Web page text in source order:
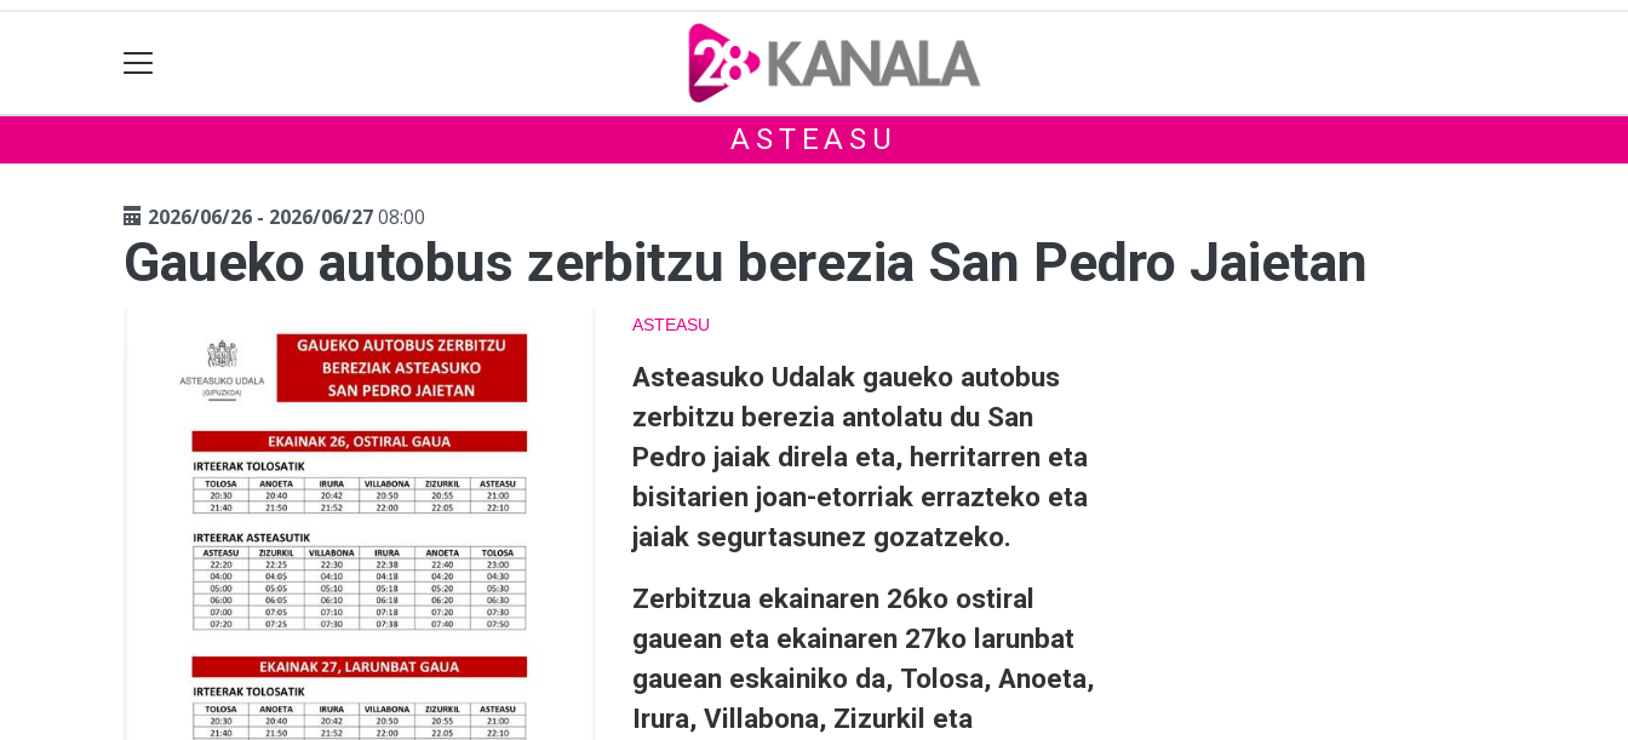
ASTEASU
2026/06/26 - 2026/06/2708:00
Gaueko autobus zerbitzu berezia San Pedro Jaietan
ASTEASU
Asteasuko Udalak gaueko autobus
zerbitzu berezia antolatu du San
Pedro jaiak direla eta, herritarren eta
bisitarien joan-etorriak errazteko eta
jaiak segurtasunez gozatzeko.
Zerbitzua ekainaren 26ko ostiral
gauean eta ekainaren 27ko larunbat
gauean eskainiko da, Tolosa, Anoeta,
Irura, Villabona, Zizurkil eta